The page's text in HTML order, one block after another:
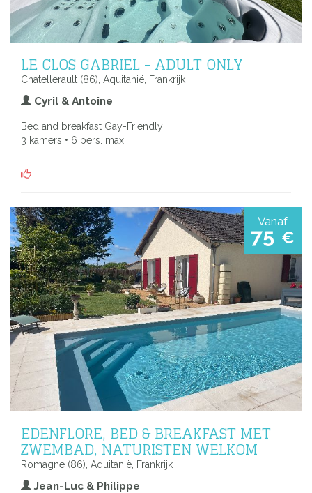
LE CLOS GABRIEL - ADULT ONLY
Chatellerault (86), Aquitanië, Frankrijk
Cyril & Antoine
Bed and breakfast Gay-Friendly
3 kamers • 6 pers. max.
Vanaf
75 €
EDENFLORE, BED & BREAKFAST MET
ZWEMBAD, NATURISTEN WELKOM
Romagne (86), Aquitanië, Frankrijk
Jean-Luc & Philippe